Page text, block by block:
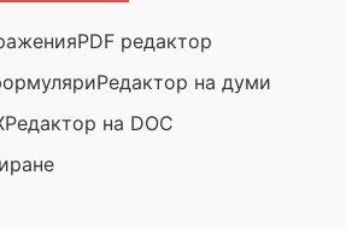
PDF редактор
Редактор на думи
Редактор на DOC